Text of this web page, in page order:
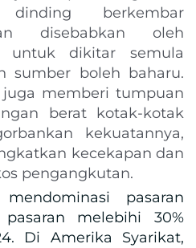
dinding berkembar
disebabkan oleh
untuk dikitar semula
sumber boleh baharu.
juga memberi tumpuan
berat kotak-kotak
kekuatannya,
kecekapan dan
pengangkutan.
pasaran
melebihi 30%
Di Amerika Syarikat,